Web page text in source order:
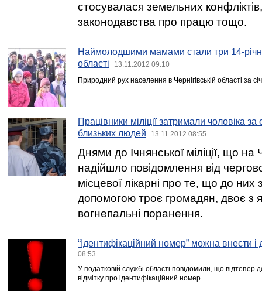
стосувалася земельних
законодавства про працю тощо.
Наймолодшими мамами стали три 14-річні
області
13.11.2012 09:10
Природний рух населення в Чернігівській області за
Працівники міліції затримали чоловіка
близьких людей
13.11.2012 08:55
Днями до Ічнянської міліції, що на
надійшло повідомлення від
місцевої лікарні про те, що до них
допомогою троє громадян, двоє з
вогнепальні поранення.
“Ідентифікаційний номер” можна внести і
08:53
У податковій службі області повідомили, що відтепер
відмітку про ідентифікаційний номер.